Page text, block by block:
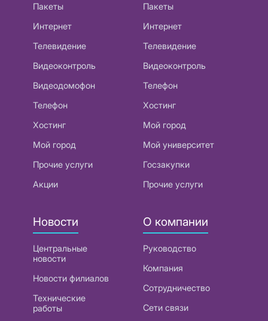
Пакеты
Интернет
Телевидение
Видеоконтроль
Видеодомофон
Телефон
Хостинг
Мой город
Прочие услуги
Акции
Пакеты
Интернет
Телевидение
Видеоконтроль
Телефон
Хостинг
Мой город
Мой университет
Госзакупки
Прочие услуги
Новости
Центральные
новости
Новости филиалов
Технические
работы
О компании
Руководство
Компания
Сотрудничество
Сети связи